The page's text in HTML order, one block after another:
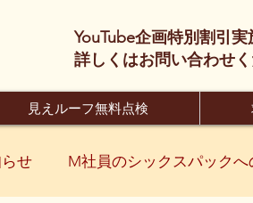
YouTube企画特別割引実
詳しくはお問い合わせく
見えルーフ無料点検
せ M社員のシックスパックへ